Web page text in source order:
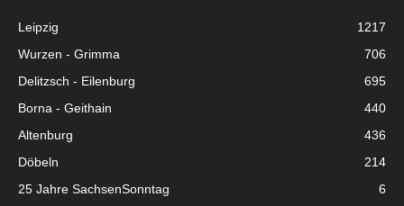
Leipzig
1217
Wurzen - Grimma
706
Delitzsch - Eilenburg
695
Borna - Geithain
440
Altenburg
436
Döbeln
214
25 Jahre SachsenSonntag
6